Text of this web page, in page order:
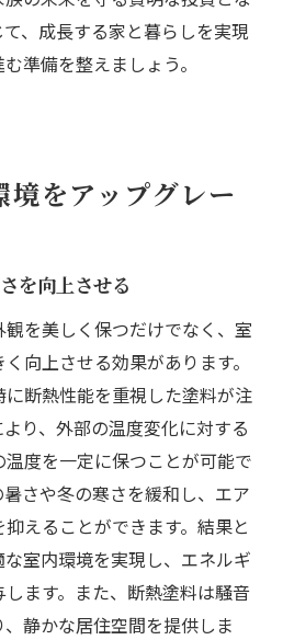
、成長する家と暮らしを実現
準備を整えましょう。
をアップグレー
を向上させる
を美しく保つだけでなく、室
向上させる効果があります。
断熱性能を重視した塗料が注
り、外部の温度変化に対する
度を一定に保つことが可能で
さや冬の寒さを緩和し、エア
えることができます。結果と
室内環境を実現し、エネルギ
ます。また、断熱塗料は騒音
静かな居住空間を提供しま